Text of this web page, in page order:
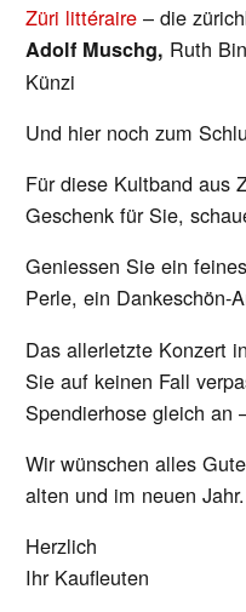
Züri littéraire – die
Adolf Muschg, Ruth
Künzi
Und hier noch zum
Für diese Kultband aus
Geschenk für Sie,
Geniessen Sie ein
Perle, ein Dankeschön-
Das allerletzte Konzert
Sie auf keinen Fall
Spendierhose gleich an
Wir wünschen alles
alten und im neuen Jahr.
Herzlich
Ihr Kaufleuten